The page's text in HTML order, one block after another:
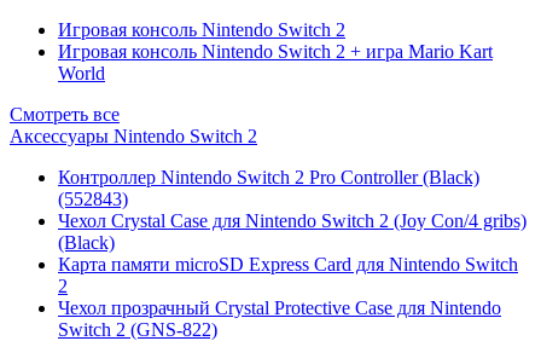
Игровая консоль Nintendo Switch 2
Игровая консоль Nintendo Switch 2 + игра Mario Kart
World
Смотреть все
Аксессуары Nintendo Switch 2
Контроллер Nintendo Switch 2 Pro Controller (Black)
(552843)
Чехол Сrystal Сase для Nintendo Switch 2 (Joy Con/4 gribs)
(Black)
Карта памяти microSD Express Card для Nintendo Switch
2
Чехол прозрачный Crystal Protective Case для Nintendo
Switch 2 (GNS-822)